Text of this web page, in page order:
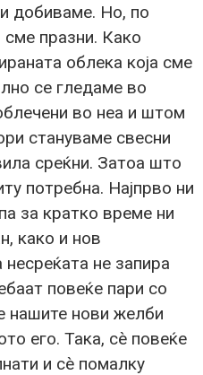
добиваме. Но, по
празни. Како
облека која сме
се гледаме во
во неа и штом
стануваме свесни
среќни. Затоа што
потребна. Најпрво ни
за кратко време ни
како и нов
не запира
повеќе пари со
нашите нови желби
его. Така, сè повеќе
и сè помалку